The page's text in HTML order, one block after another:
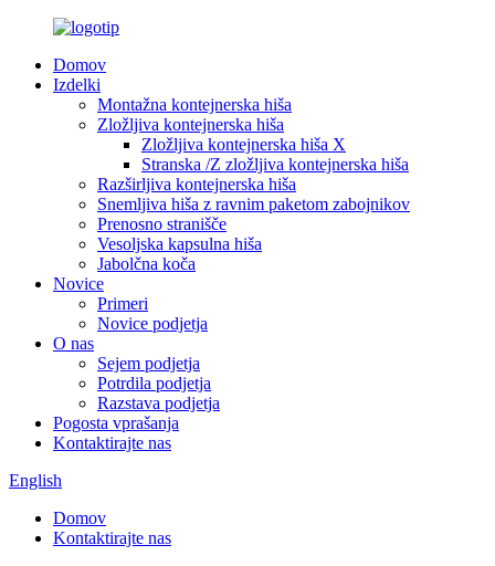
Domov
Izdelki
Montažna kontejnerska hiša
Zložljiva kontejnerska hiša
Zložljiva kontejnerska hiša X
Stranska /Z zložljiva kontejnerska hiša
Razširljiva kontejnerska hiša
Snemljiva hiša z ravnim paketom zabojnikov
Prenosno stranišče
Vesoljska kapsulna hiša
Jabolčna koča
Novice
Primeri
Novice podjetja
O nas
Sejem podjetja
Potrdila podjetja
Razstava podjetja
Pogosta vprašanja
Kontaktirajte nas
English
Domov
Kontaktirajte nas